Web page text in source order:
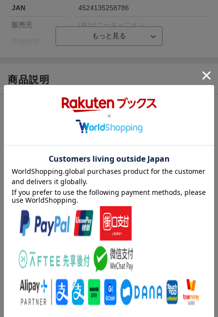
JAN 4524135258786
販売元 (株)ポニーキャニオン
画面サイズ
日本語(オリジナル言語)
リニアPCMステレオ(オリジナル音声方式)
制作国 日本
FUTARI SOLOCAMP BLU-RAY BOX JOU
商品説明
※予告なく変更になる場合がございます。あらかじめご了承下さい。
★封入特典/仕様
●描き下ろし三方背ケース
●オリジナルステッカー2種
●特製ブックレット
▽特典映像
・ノンクレジットOP/ED
・PV集
・CM集
※特典・仕様は予告なく変更となる場合がございます。
内容紹介
講談社「モーニング」にて大人気連載中！キャンプ飯・キャンプ